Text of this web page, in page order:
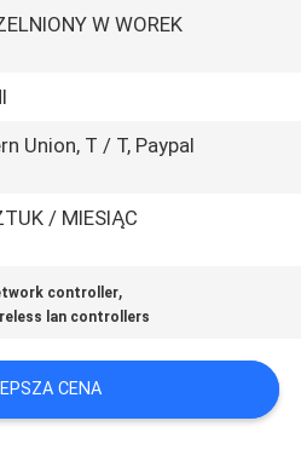
W WOREK
Union, T / T, Paypal
/ MIESIĄC
controller,
lan controllers
CENA